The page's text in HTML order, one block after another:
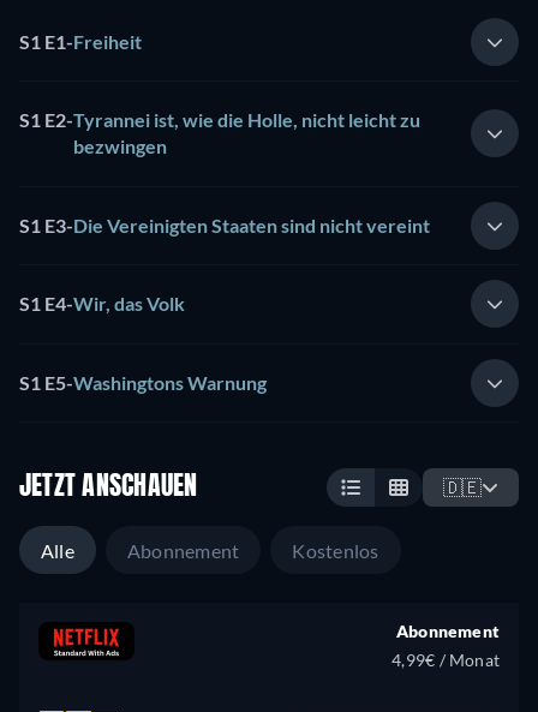
S1 E1-Freiheit
S1 E2-Tyrannei ist, wie die Holle, nicht leicht zu
bezwingen
S1 E3-Die Vereinigten Staaten sind nicht vereint
S1 E4-Wir, das Volk
S1 E5-Washingtons Warnung
JETZT ANSCHAUEN 🇩🇪
Alle Abonnement Kostenlos
Abonnement
4,99€ / Monat